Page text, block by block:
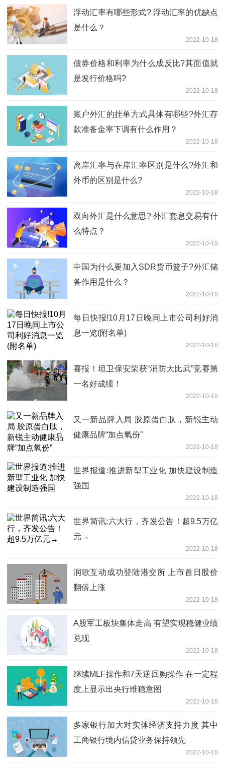
浮动汇率有哪些形式? 浮动汇率的优缺点
是什么？
2022-10-18
债券价格和利率为什么成反比?其面值就
是发行价格吗?
2022-10-18
账户外汇的挂单方式具体有哪些?外汇存
款准备金率下调有什么作用？
2022-10-18
离岸汇率与在岸汇率区别是什么?外汇和
外币的区别是什么?
2022-10-18
双向外汇是什么意思? 外汇套息交易有什
么特点？
2022-10-18
中国为什么要加入SDR货币篮子?外汇储
备作用是什么？
2022-10-18
每日快报!10月17日晚间上市公司利好消
息一览(附名单)
2022-10-18
喜报！坦卫保安荣获“消防大比武”竞赛第
一名好成绩！
2022-10-18
又一新品牌入局 胶原蛋白肽，新锐主动
健康品牌“加点氧份”
2022-10-18
世界报道:推进新型工业化 加快建设制造
强国
2022-10-18
世界简讯:六大行，齐发公告！超9.5万亿
元→
2022-10-18
润歌互动成功登陆港交所 上市首日股价
翻倍上涨
2022-10-18
A股军工板块集体走高 有望实现稳健业绩
兑现
2022-10-18
继续MLF操作和7天逆回购操作 在一定程
度上显示出央行维稳意图
2022-10-18
多家银行加大对实体经济支持力度 其中
工商银行境内信贷业务保持领先
2022-10-18